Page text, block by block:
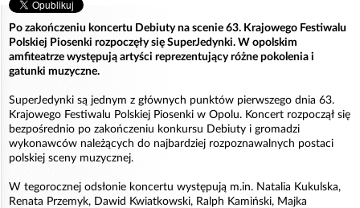
Po zakończeniu koncertu Debiuty na scenie 63. Krajowego Festiwalu
Polskiej Piosenki rozpoczęły się SuperJedynki. W opolskim
amfiteatrze występują artyści reprezentujący różne pokolenia i
gatunki muzyczne.
SuperJedynki są jednym z głównych punktów pierwszego dnia 63.
Krajowego Festiwalu Polskiej Piosenki w Opolu. Koncert rozpoczął się
bezpośrednio po zakończeniu konkursu Debiuty i gromadzi
wykonawców należących do najbardziej rozpoznawalnych postaci
polskiej sceny muzycznej.
W tegorocznej odsłonie koncertu występują m.in. Natalia Kukulska,
Renata Przemyk, Dawid Kwiatkowski, Ralph Kamiński, Majka